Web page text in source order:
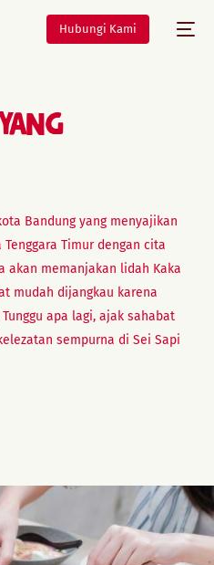
Hubungi Kami
Bandung yang menyajikan
Timur dengan cita
akan memanjakan lidah Kaka
mudah dijangkau karena
apa lagi, ajak sahabat
sempurna di Sei Sapi